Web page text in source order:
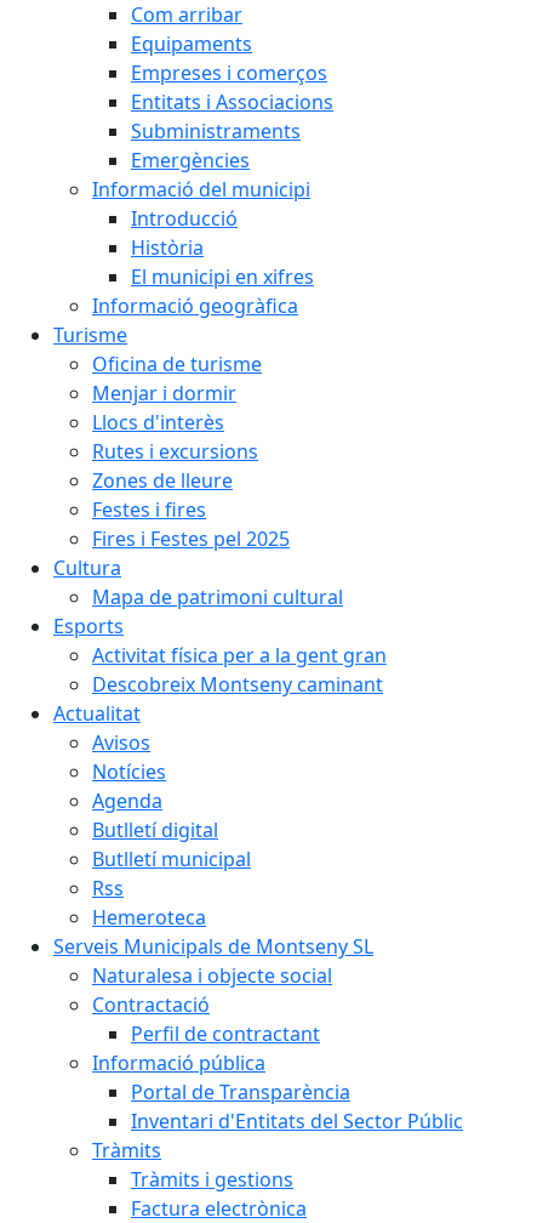
Com arribar
Equipaments
Empreses i comerços
Entitats i Associacions
Subministraments
Emergències
Informació del municipi
Introducció
Història
El municipi en xifres
Informació geogràfica
Turisme
Oficina de turisme
Menjar i dormir
Llocs d'interès
Rutes i excursions
Zones de lleure
Festes i fires
Fires i Festes pel 2025
Cultura
Mapa de patrimoni cultural
Esports
Activitat física per a la gent gran
Descobreix Montseny caminant
Actualitat
Avisos
Notícies
Agenda
Butlletí digital
Butlletí municipal
Rss
Hemeroteca
Serveis Municipals de Montseny SL
Naturalesa i objecte social
Contractació
Perfil de contractant
Informació pública
Portal de Transparència
Inventari d'Entitats del Sector Públic
Tràmits
Tràmits i gestions
Factura electrònica